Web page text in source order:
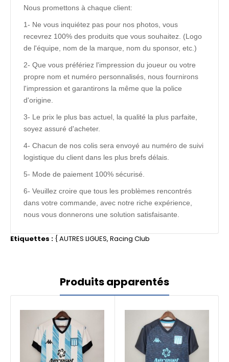
Nous promettons à chaque client:
1- Ne vous inquiétez pas pour nos photos, vous
recevrez 100% des produits que vous souhaitez. (Logo
de l'équipe, nom de la marque, nom du sponsor, etc.)
2- Que vous préfériez l'impression du joueur ou votre
propre nom et numéro personnalisés, nous fournirons
l'impression et garantirons la même que la police
d'origine.
3- Le prix le plus bas actuel, la qualité la plus parfaite,
soyez assuré d'acheter.
4- Chacun de nos colis sera envoyé au numéro de suivi
logistique du client dans les plus brefs délais.
5- Mode de paiement 100% sécurisé.
6- Veuillez croire que tous les problèmes rencontrés
dans votre commande, avec notre riche expérience,
nous vous donnerons une solution satisfaisante.
Etiquettes : {AUTRES LIGUES, Racing Club
Produits apparentés